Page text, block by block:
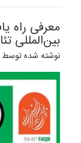
معرفی راه
بین‌المللی
نوشته شده توسط